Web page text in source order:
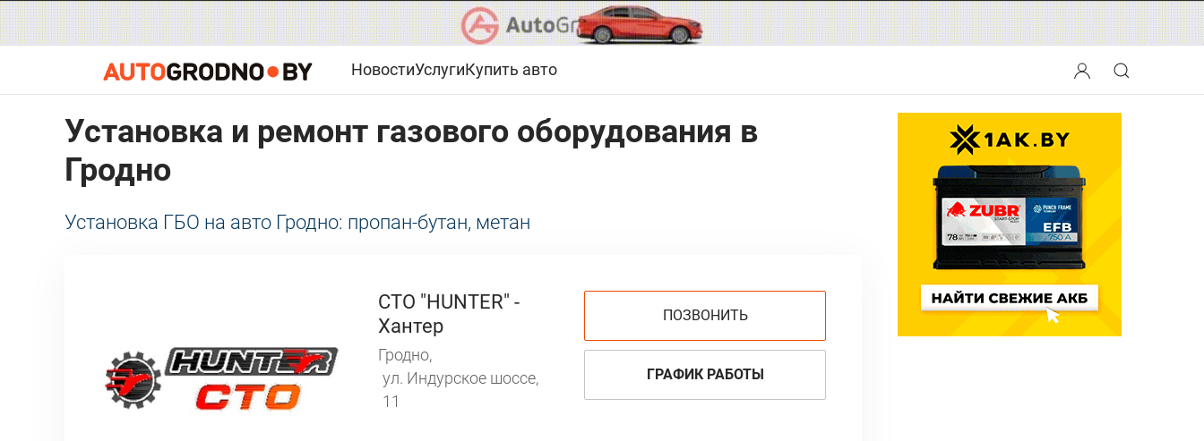
НовостиУслугиКупить авто
Установка и ремонт газового оборудования в
Гродно
Установка ГБО на авто Гродно: пропан-бутан, метан
СТО "HUNTER" -
Хантер
Гродно,
ул. Индурское шоссе,
11
ПОЗВОНИТЬ
ГРАФИК РАБОТЫ